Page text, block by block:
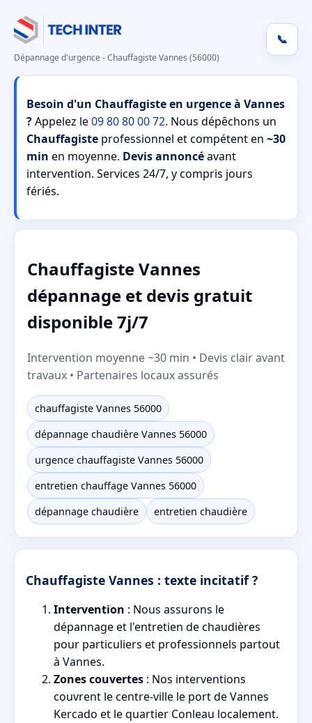
Dépannage d'urgence - Chauffagiste Vannes (56000)
📞
Besoin d'un Chauffagiste en urgence à Vannes
?Appelez le09 80 80 00 72. Nous dépêchons un
Chauffagiste professionnel et compétent en ~30
min en moyenne. Devis annoncéavant
intervention. Services 24/7, y compris jours
fériés.
Chauffagiste Vannes
dépannage et devis gratuit
disponible 7j/7
Intervention moyenne ~30 min • Devis clair avant
travaux • Partenaires locaux assurés
chauffagiste Vannes 56000
dépannage chaudière Vannes 56000
urgence chauffagiste Vannes 56000
entretien chauffage Vannes 56000
dépannage chaudière
entretien chaudière
Chauffagiste Vannes : texte incitatif ?
Intervention : Nous assurons le
dépannage et l'entretien de chaudières
pour particuliers et professionnels partout
à Vannes.
Zones couvertes : Nos interventions
couvrent le centre-ville le port de Vannes
Kercado et le quartier Conleau localement.